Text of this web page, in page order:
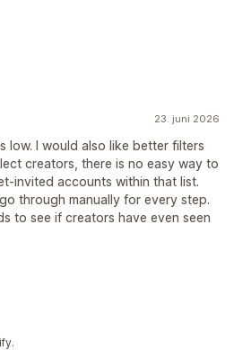
23. juni 2026
low. I would also like better filters
creators, there is no easy way to
invited accounts within that list.
through manually for every step.
to see if creators have even seen